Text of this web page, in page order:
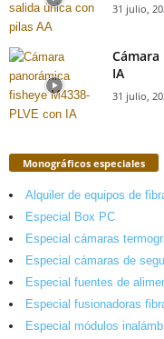
31 julio,
Cámara
IA
31 julio,
Monográficos especiales
Alquiler de equipos de
Especial Box PC
Especial cámaras
Especial cámaras de
Especial fuentes de
Especial fusionadoras
Especial módulos